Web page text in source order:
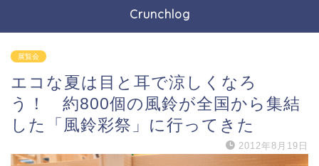
Crunchlog
展覧会
エコな夏は目と耳で涼しくなろ
う！ 約800個の風鈴が全国から集結
した「風鈴彩祭」に行ってきた
2012年8月19日